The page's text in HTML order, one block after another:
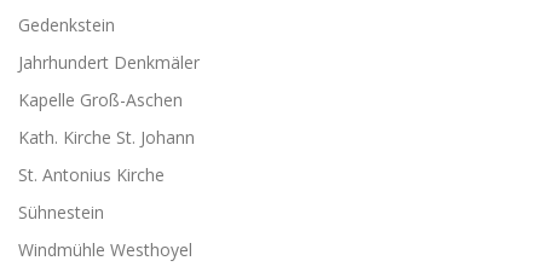
Gedenkstein
Jahrhundert Denkmäler
Kapelle Groß-Aschen
Kath. Kirche St. Johann
St. Antonius Kirche
Sühnestein
Windmühle Westhoyel